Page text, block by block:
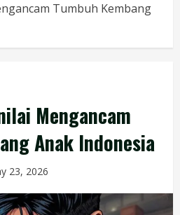
Tumbuh Kembang
Mengancam
Anak Indonesia
23, 2026